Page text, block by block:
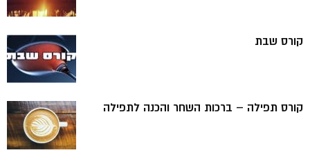
קורס שבת
קורס תפילה – ברכות השחר והכנה לתפילה